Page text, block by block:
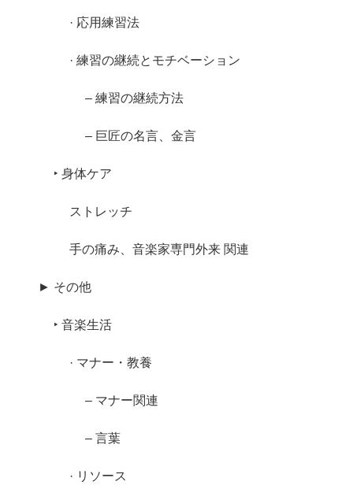
· 応用練習法
· 練習の継続とモチベーション
– 練習の継続方法
– 巨匠の名言、金言
‣ 身体ケア
ストレッチ
手の痛み、音楽家専門外来 関連
► その他
‣ 音楽生活
· マナー・教養
– マナー関連
– 言葉
· リソース